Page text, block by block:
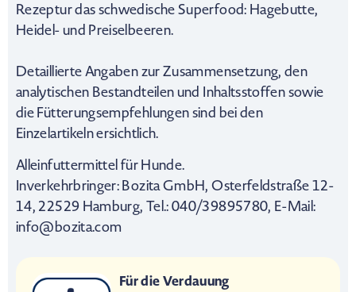
Rezeptur das schwedische Superfood: Hagebutte,
Heidel- und Preiselbeeren.
Detaillierte Angaben zur Zusammensetzung, den
analytischen Bestandteilen und Inhaltsstoffen sowie
die Fütterungsempfehlungen sind bei den
Einzelartikeln ersichtlich.
Alleinfuttermittel für Hunde.
Inverkehrbringer: Bozita GmbH, Osterfeldstraße 12-
14, 22529 Hamburg, Tel.: 040/39895780, E-Mail:
info@bozita.com
Für die Verdauung